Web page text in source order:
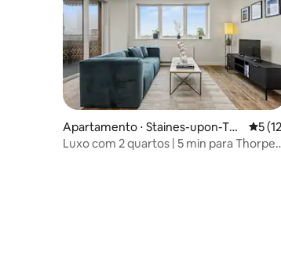
Apartamento ⋅ Staines-upon-Th
ames
5 de
5
Luxo com 2 quartos | 5 min para Thorpe